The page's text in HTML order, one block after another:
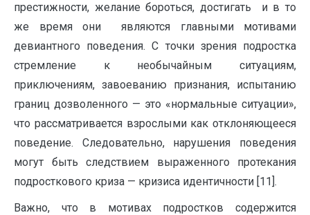
престижности, желание бороться, достигать и в то
же время они являются главными мотивами
девиантного поведения. С точки зрения подростка
стремление к необычайным ситуациям,
приключениям, завоеванию признания, испытанию
границ дозволенного — это «нормальные ситуации»,
что рассматривается взрослыми как отклоняющееся
поведение. Следовательно, нарушения поведения
могут быть следствием выраженного протекания
подросткового криза — кризиса идентичности [11].
Важно, что в мотивах подростков содержится